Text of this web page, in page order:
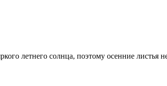
летнего солнца, поэтому осенние листья